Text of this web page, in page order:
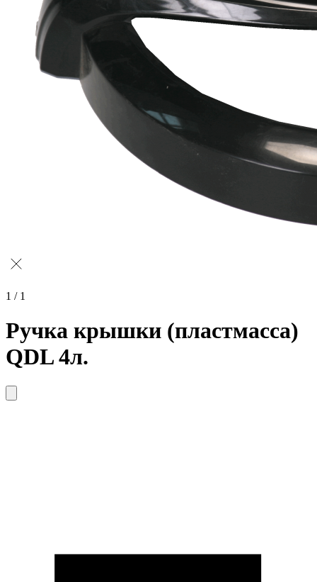
1 / 1
Ручка крышки (пластмасса)
QDL 4л.